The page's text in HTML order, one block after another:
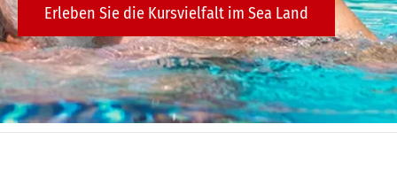
Erleben Sie die Kursvielfalt im Sea Land